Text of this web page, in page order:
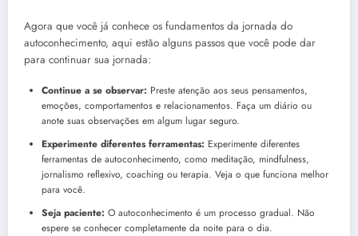
Agora que você já conhece os fundamentos da jornada do
autoconhecimento, aqui estão alguns passos que você pode dar
para continuar sua jornada:
Continue a se observar: Preste atenção aos seus pensamentos,
emoções, comportamentos e relacionamentos. Faça um diário ou
anote suas observações em algum lugar seguro.
Experimente diferentes ferramentas: Experimente diferentes
ferramentas de autoconhecimento, como meditação, mindfulness,
jornalismo reflexivo, coaching ou terapia. Veja o que funciona melhor
para você.
Seja paciente: O autoconhecimento é um processo gradual. Não
espere se conhecer completamente da noite para o dia.